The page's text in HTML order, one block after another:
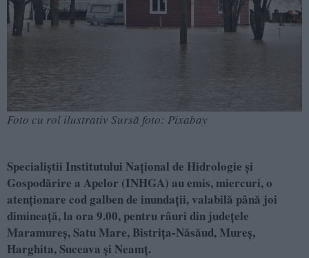
Foto cu rol ilustrativ Sursă foto: Pixabay
Specialiştii Institutului Naţional de Hidrologie şi
Gospodărire a Apelor (INHGA) au emis, miercuri, o
atenţionare cod galben de inundaţii, valabilă până joi
dimineaţă, la ora 9.00, pentru râuri din judeţele
Maramureş, Satu Mare, Bistriţa-Năsăud, Mureş,
Harghita, Suceava şi Neamţ.